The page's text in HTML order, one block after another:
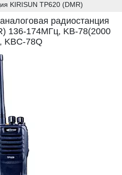
KIRISUN TP620 (DMR)
радиостанция
136-174МГц, KB-78(2000
KBC-78Q